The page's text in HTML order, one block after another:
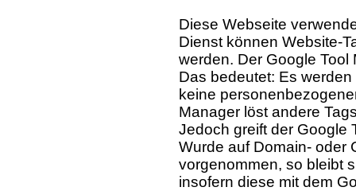
Diese Webseite
Dienst können Website-
werden. Der Google Tool
Das bedeutet: Es
keine
Manager löst andere
Jedoch greift der Google
Wurde auf Domain- oder
vorgenommen, so bleibt
insofern diese mit dem